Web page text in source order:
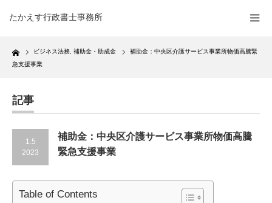
たかえす行政書士事務所
Home ビジネス法務 補助金・助成金
補助金：中央区介護サービス事業所物価高騰緊
急支援事業
記事
1.5
2023
補助金：中央区介護サービス事業所物価高騰
緊急支援事業
Table of Contents